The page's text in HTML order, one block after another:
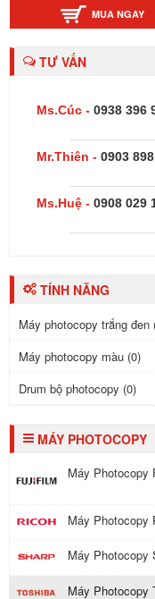
MUA NGAY
TƯ VẤN
Ms.Cúc - 0938 396
Mr.Thiên - 0903
Ms.Huệ - 0908 029
TÍNH NĂNG
Máy photocopy trắng đen
Máy photocopy màu (0)
Drum bộ photocopy (0)
MÁY PHOTOCOPY
Máy Photocopy
Máy Photocopy
Máy Photocopy
Máy Photocopy